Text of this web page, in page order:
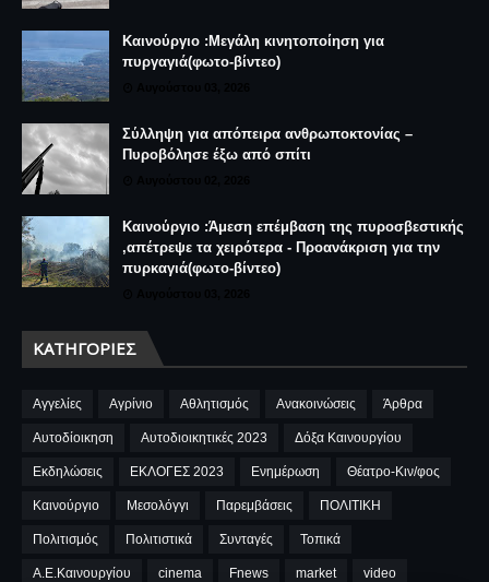
Καινούργιο :Μεγάλη κινητοποίηση για
πυργαγιά(φωτο-βίντεο)
Σύλληψη για απόπειρα ανθρωποκτονίας –
Πυροβόλησε έξω από σπίτι
Καινούργιο :Άμεση επέμβαση της πυροσβεστικής
,απέτρεψε τα χειρότερα - Προανάκριση για την
πυρκαγιά(φωτο-βίντεο)
ΚΑΤΗΓΟΡΊΕΣ
Αγγελίες Αγρίνιο Αθλητισμός Ανακοινώσεις Άρθρα
Αυτοδίοικηση Αυτοδιοικητικές 2023 Δόξα Καινουργίου
Εκδηλώσεις ΕΚΛΟΓΕΣ 2023 Ενημέρωση Θέατρο-Κιν/φος
Καινούργιο Μεσολόγγι Παρεμβάσεις ΠΟΛΙΤΙΚΗ
Πολιτισμός Πολιτιστικά Συνταγές Τοπικά
A.E.Καινουργίου cinema Fnews market video